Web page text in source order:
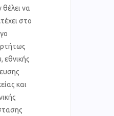
θέλει να
στο
εθνικής
και